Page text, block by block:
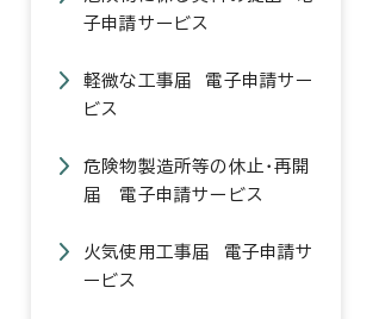
子申請サービス
軽微な工事届 電子申請サー
ビス
危険物製造所等の休止・再開
届 電子申請サービス
火気使用工事届 電子申請サ
ービス